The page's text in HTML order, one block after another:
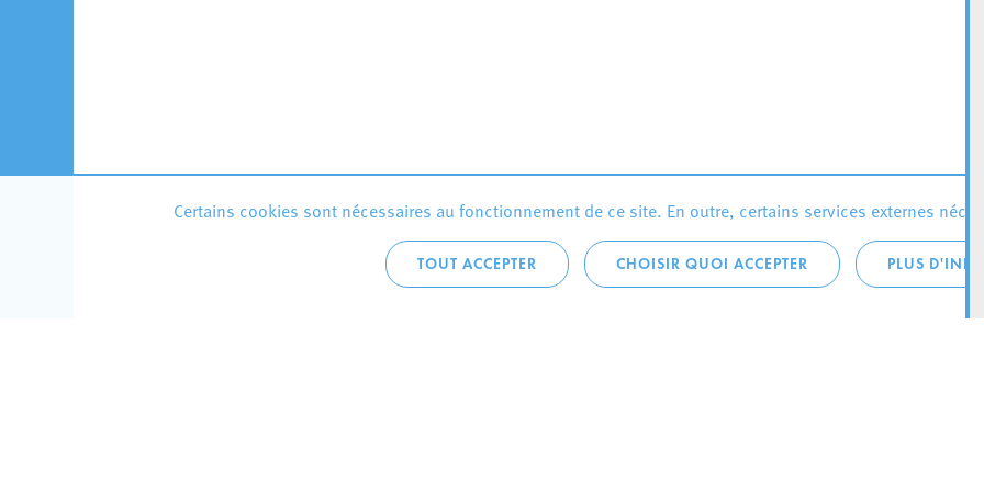
Certains cookies sont nécessaires au fonctionnement de ce site. En outre, certains services externes
TOUT ACCEPTER CHOISIR QUOI ACCEPTER PLUS